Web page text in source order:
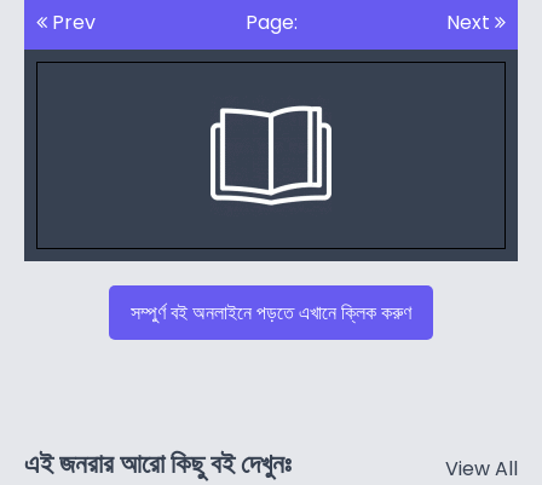
Prev Page: Next
সম্পুর্ণ বই অনলাইনে পড়তে এখানে ক্লিক করুণ
এই জনরার আরো কিছু বই দেখুনঃ View All